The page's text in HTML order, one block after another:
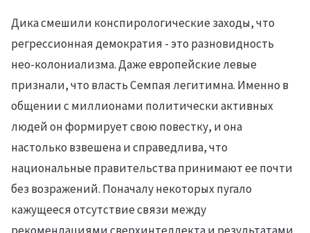
Дика смешили конспирологические заходы, что
регрессионная демократия - это разновидность
нео-колониализма. Даже европейские левые
признали, что власть Семпая легитимна. Именно в
общении с миллионами политически активных
людей он формирует свою повестку, и она
настолько взвешена и справедлива, что
национальные правительства принимают ее почти
без возражений. Поначалу некоторых пугало
кажущееся отсутствие связи между